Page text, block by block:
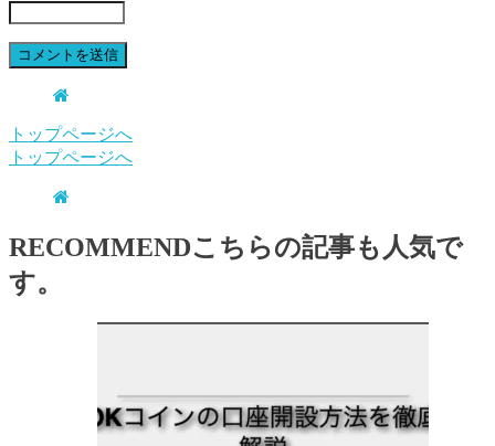
トップページへ
トップページへ
RECOMMENDこちらの記事も人気で
す。